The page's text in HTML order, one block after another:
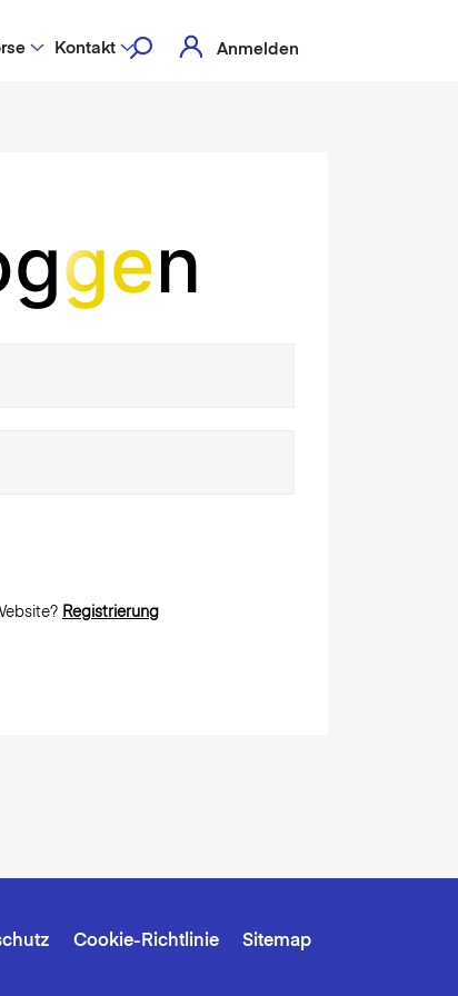
Kontakt Anmelden
gen
Registrierung
Cookie-Richtlinie Sitemap